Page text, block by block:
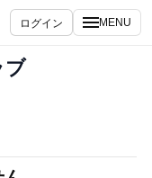
ログイン MENU